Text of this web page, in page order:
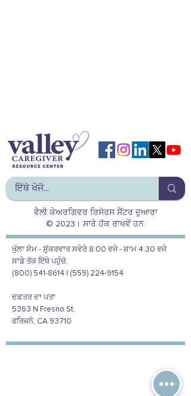
ਵੈਲੀ ਕੇਅਰਗਿਵਰ ਰਿਸੋਰਸ ਸੈਂਟਰ ਦੁਆਰਾ
© 2023। ਸਾਰੇ ਹੱਕ ਰਾਖਵੇਂ ਹਨ.
ਖੁੱਲਾ ਸੋਮ - ਸ਼ੁੱਕਰਵਾਰ ਸਵੇਰੇ 8:00 ਵਜੇ - ਸ਼ਾਮ 4:30 ਵਜੇ
ਸਾਡੇ ਤੱਕ ਇੱਥੇ ਪਹੁੰਚੋ:
(800) 541-8614 | (559) 224-9154
ਦਫ਼ਤਰ ਦਾ ਪਤਾ
5363 N Fresno St.
ਫਰਿਜ਼ਨੋ, CA 93710